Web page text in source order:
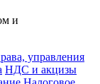
и
управления
НДС и акцизы